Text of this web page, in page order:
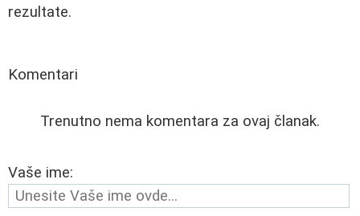
rezultate.
Komentari
Trenutno nema komentara za ovaj članak.
Vaše ime: